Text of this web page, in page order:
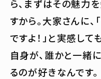
ら、まずはその魅力
すから。大家さんに
ですよ！」と実感して
自身が、誰かと一緒
るのが好きなんです。